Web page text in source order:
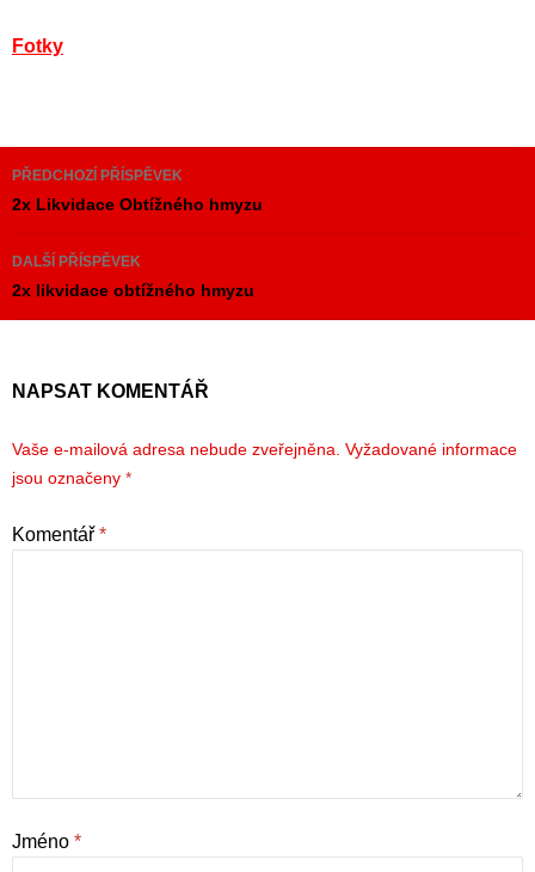
Fotky
Navigace
pro
příspěvky
PŘEDCHOZÍ PŘÍSPĚVEK
2x Likvidace Obtížného hmyzu
DALŠÍ PŘÍSPĚVEK
2x likvidace obtížného hmyzu
NAPSAT KOMENTÁŘ
Vaše e-mailová adresa nebude zveřejněna. Vyžadované informace
jsou označeny *
Komentář *
Jméno *